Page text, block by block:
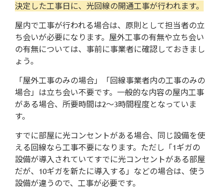
決定した工事日に、光回線の開通工事が行われます。
屋内で工事が行われる場合は、原則として担当者の立
ち会いが必要になります。屋外工事の有無や立ち会い
の有無については、事前に事業者に確認しておきまし
ょう。
「屋外工事のみの場合」「回線事業者内の工事のみの
場合」は立ち会い不要です。一般的な内容の屋内工事
がある場合、所要時間は2～3時間程度となっていま
す。
すでに部屋に光コンセントがある場合、同じ設備を使
える回線なら工事不要になります。ただし「1ギガの
設備が導入されていてすでに光コンセントがある部屋
だが、10ギガを新たに導入する」などの場合は、使う
設備が違うので、工事が必要です。